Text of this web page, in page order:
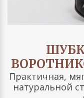
Практичная,
натуральной